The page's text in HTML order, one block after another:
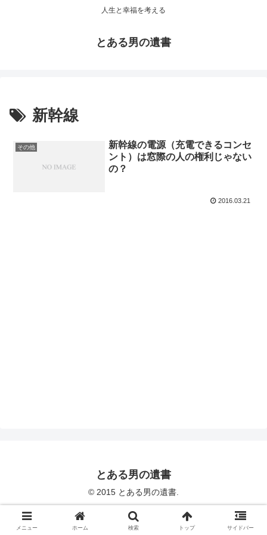
人生と幸福を考える
とある男の遺書
新幹線
その他
新幹線の電源（充電できるコンセ
ント）は窓際の人の権利じゃない
の？
2016.03.21
とある男の遺書
© 2015 とある男の遺書.
メニュー ホーム 検索 トップ サイドバー